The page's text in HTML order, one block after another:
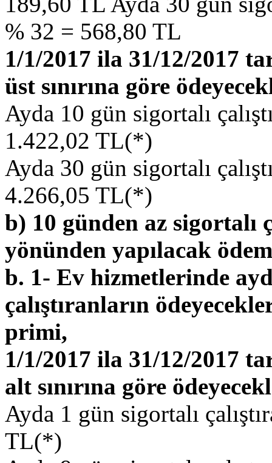
% 32 = 568,80 TL
1/1/2017 ila 31/12/2017
üst sınırına göre
Ayda 10 gün sigortalı
1.422,02 TL(*)
Ayda 30 gün sigortalı
4.266,05 TL(*)
b) 10 günden az sigortalı
yönünden yapılacak
b. 1- Ev hizmetlerinde
çalıştıranların
primi,
1/1/2017 ila 31/12/2017
alt sınırına göre
Ayda 1 gün sigortalı
TL(*)